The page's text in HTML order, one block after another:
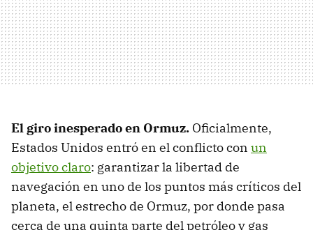
El giro inesperado en Ormuz. Oficialmente,
Estados Unidos entró en el conflicto con un
objetivo claro: garantizar la libertad de
navegación en uno de los puntos más críticos del
planeta, el estrecho de Ormuz, por donde pasa
cerca de una quinta parte del petróleo y gas